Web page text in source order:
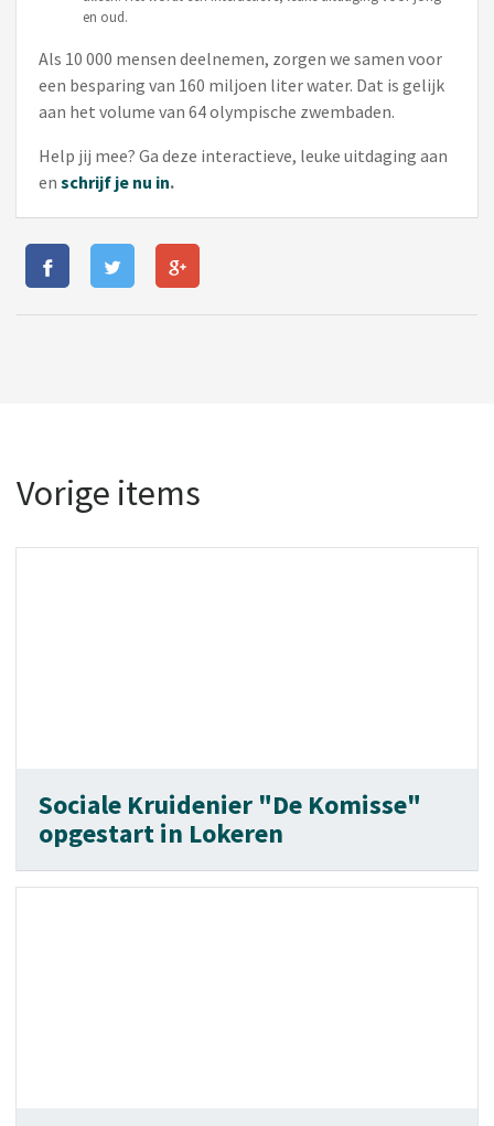
en oud.
Als 10 000 mensen deelnemen, zorgen we samen voor
een besparing van 160 miljoen liter water. Dat is gelijk
aan het volume van 64 olympische zwembaden.
Help jij mee? Ga deze interactieve, leuke uitdaging aan
en schrijf je nu in.
Vorige items
Sociale Kruidenier "De Komisse"
opgestart in Lokeren